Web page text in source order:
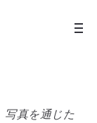
写真を通じた